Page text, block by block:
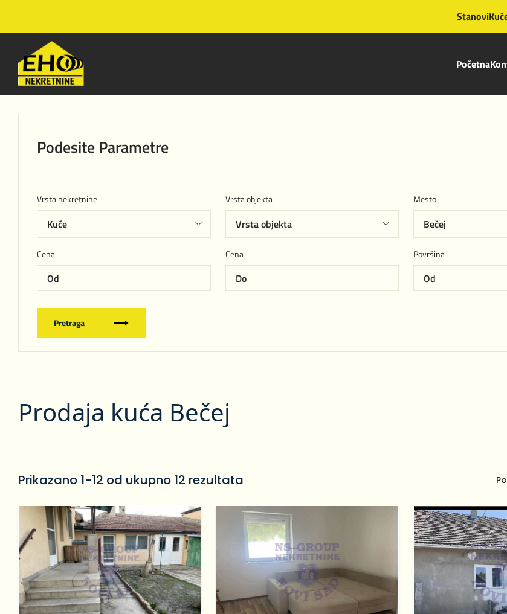
Stanovi
Početna
Podesite Parametre
Vrsta nekretnine Vrsta objekta Mesto
Cena Cena Površina
Pretraga
Prodaja kuća Bečej
Prikazano 1-12 od ukupno 12 rezultata